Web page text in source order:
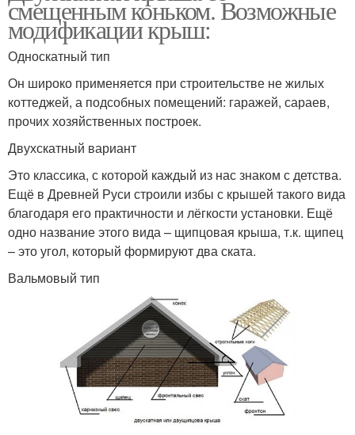
смещенным коньком. Возможные
модификации крыш:
Односкатный тип
Он широко применяется при строительстве не жилых
коттеджей, а подсобных помещений: гаражей, сараев,
прочих хозяйственных построек.
Двухскатный вариант
Это классика, с которой каждый из нас знаком с детства.
Ещё в Древней Руси строили избы с крышей такого вида
благодаря его практичности и лёгкости установки. Ещё
одно название этого вида – щипцовая крыша, т.к. щипец
– это угол, который формируют два ската.
Вальмовый тип